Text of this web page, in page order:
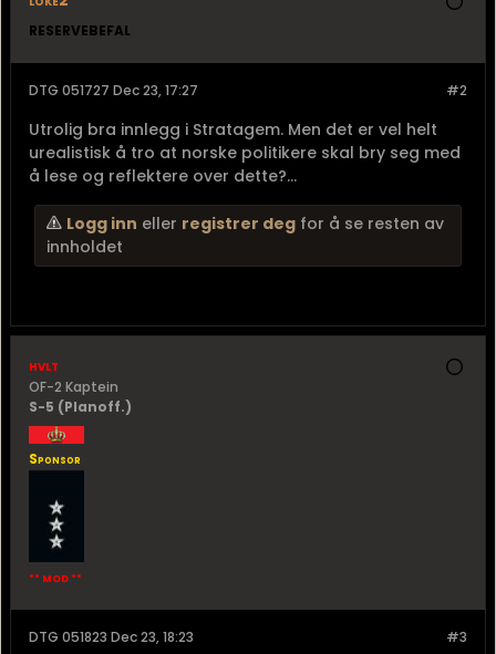
RESERVEBEFAL
#2
DTG 051727 Dec 23, 17:27
Utrolig bra innlegg i Stratagem. Men det er vel helt
urealistisk å tro at norske politikere skal bry seg med
å lese og reflektere over dette?...
Logg inn eller registrer deg for å se resten av
innholdet
hvlt
OF-2 Kaptein
S-5 (Planoff.)
Sponsor
** MOD **
#3
DTG 051823 Dec 23, 18:23